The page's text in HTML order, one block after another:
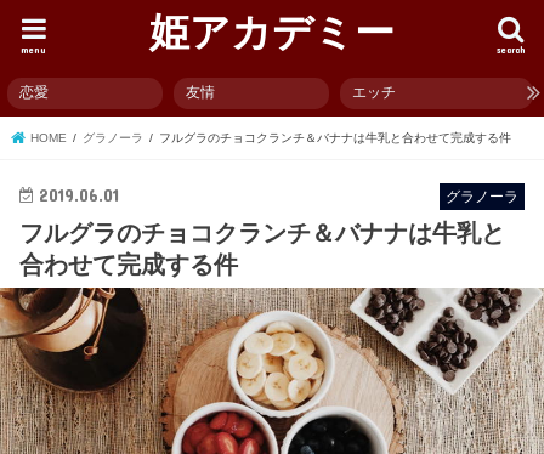
姫アカデミー search
menu
恋愛 友情 エッチ
HOME グラノーラ フルグラのチョコクランチ＆バナナは牛乳と合わせて完成する件
グラノーラ
2019.06.01
フルグラのチョコクランチ＆バナナは牛乳と
合わせて完成する件